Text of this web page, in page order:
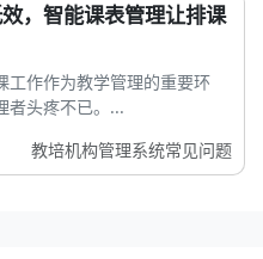
，智能课表管理让排课
工作作为教学管理的重要环
者头疼不已。...
教培机构管理系统常见问题